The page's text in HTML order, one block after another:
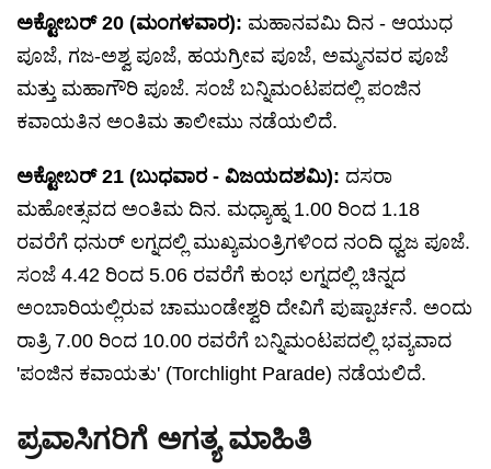
ಅಕ್ಟೋಬರ್ 20 (ಮಂಗಳವಾರ): ಮಹಾನವಮಿ ದಿನ - ಆಯುಧ
ಪೂಜೆ, ಗಜ-ಅಶ್ವ ಪೂಜೆ, ಹಯಗ್ರೀವ ಪೂಜೆ, ಅಮ್ಮನವರ ಪೂಜೆ
ಮತ್ತು ಮಹಾಗೌರಿ ಪೂಜೆ. ಸಂಜೆ ಬನ್ನಿಮಂಟಪದಲ್ಲಿ ಪಂಜಿನ
ಕವಾಯತಿನ ಅಂತಿಮ ತಾಲೀಮು ನಡೆಯಲಿದೆ.
ಅಕ್ಟೋಬರ್ 21 (ಬುಧವಾರ - ವಿಜಯದಶಮಿ): ದಸರಾ
ಮಹೋತ್ಸವದ ಅಂತಿಮ ದಿನ. ಮಧ್ಯಾಹ್ನ 1.00 ರಿಂದ 1.18
ರವರೆಗೆ ಧನುರ್ ಲಗ್ನದಲ್ಲಿ ಮುಖ್ಯಮಂತ್ರಿಗಳಿಂದ ನಂದಿ ಧ್ವಜ ಪೂಜೆ.
ಸಂಜೆ 4.42 ರಿಂದ 5.06 ರವರೆಗೆ ಕುಂಭ ಲಗ್ನದಲ್ಲಿ ಚಿನ್ನದ
ಅಂಬಾರಿಯಲ್ಲಿರುವ ಚಾಮುಂಡೇಶ್ವರಿ ದೇವಿಗೆ ಪುಷ್ಪಾರ್ಚನೆ. ಅಂದು
ರಾತ್ರಿ 7.00 ರಿಂದ 10.00 ರವರೆಗೆ ಬನ್ನಿಮಂಟಪದಲ್ಲಿ ಭವ್ಯವಾದ
'ಪಂಜಿನ ಕವಾಯತು' (Torchlight Parade) ನಡೆಯಲಿದೆ.
ಪ್ರವಾಸಿಗರಿಗೆ ಅಗತ್ಯ ಮಾಹಿತಿ